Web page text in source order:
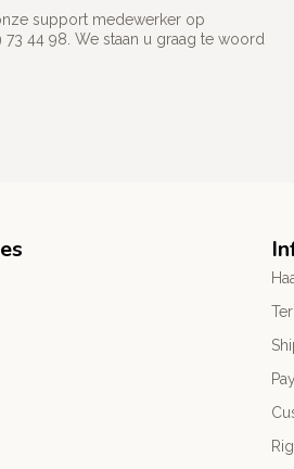
support medewerker op
73 44 98. We staan u graag te woord